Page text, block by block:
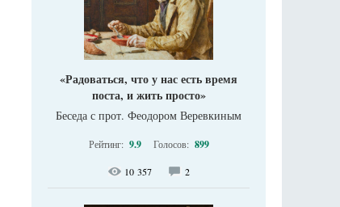
«Радоваться, что у нас есть время
поста, и жить просто»
Беседа с прот. Феодором Веревкиным
Рейтинг: 9.9 Голосов: 899
10 357 2